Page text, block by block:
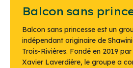
Balcon sans
Balcon sans princesse est un
indépendant originaire de
Trois-Rivières. Fondé en 2019
Xavier Laverdière, le groupe a